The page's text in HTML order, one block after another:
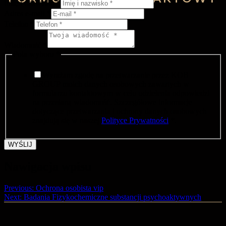
Imię i nazwisko*
Polityce Prywatności
WYŚLIJ
Previous: Ochrona osobista vip
Next: Badania Fizykochemiczne substancji psychoaktywnych